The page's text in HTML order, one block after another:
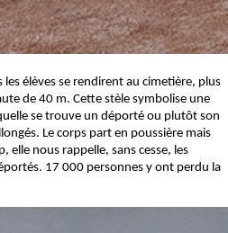
les élèves se rendirent au cimetière, plus
de 40 m. Cette stèle symbolise une
se trouve un déporté ou plutôt son
Le corps part en poussière mais
elle nous rappelle, sans cesse, les
17 000 personnes y ont perdu la